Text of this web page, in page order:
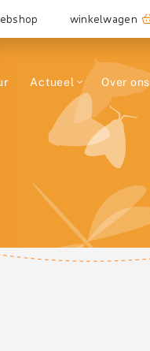
winkelwagen
Actueel Over ons